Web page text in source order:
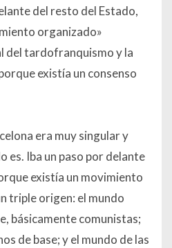
del resto del Estado,
organizado»
del tardofranquismo y la
existía un consenso
era muy singular y
es. Iba un paso por delante
existía un movimiento
triple origen: el mundo
básicamente comunistas;
de base; y el mundo de las